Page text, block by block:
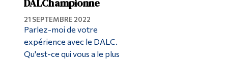
DALChampionne
21 SEPTEMBRE 2022
Parlez-moi de votre
expérience avec le DALC.
Qu'est-ce qui vous a le plus